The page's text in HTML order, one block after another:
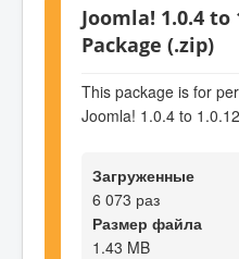
Joomla! 1.0.4 to
Package (.zip)
This package is for
Joomla! 1.0.4 to 1.0.12
Загруженные
6 073 раз
Размер файла
1.43 MB